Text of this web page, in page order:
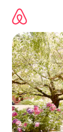
directement
contenu